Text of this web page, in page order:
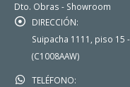
Dto. Obras - Showroom
DIRECCIÓN:
Suipacha 1111, piso 15
(C1008AAW)
TELÉFONO: